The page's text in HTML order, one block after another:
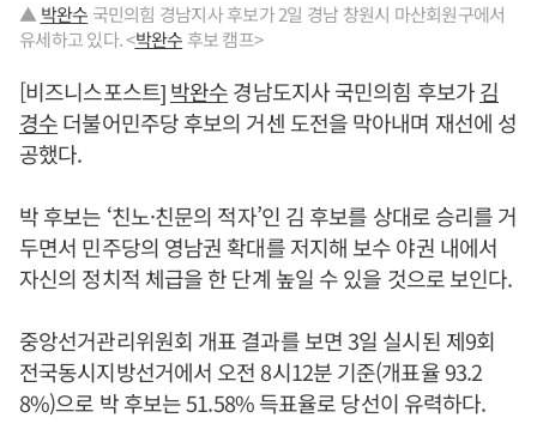
▲ 박완수 국민의힘 경남지사 후보가 2일 경남 창원시 마산회원구에서
유세하고 있다. <박완수 후보 캠프>
[비즈니스포스트]박완수경남도지사 국민의힘 후보가김
경수더불어민주당 후보의 거센 도전을 막아내며 재선에 성
공했다.
박 후보는 ‘친노·친문의 적자’인 김 후보를 상대로 승리를 거
두면서 민주당의 영남권 확대를 저지해 보수 야권 내에서
자신의 정치적 체급을 한 단계 높일 수 있을 것으로 보인다.
중앙선거관리위원회 개표 결과를 보면 3일 실시된 제9회
전국동시지방선거에서 오전 8시12분 기준(개표율 93.2
8%)으로 박 후보는 51.58% 득표율로 당선이 유력하다.